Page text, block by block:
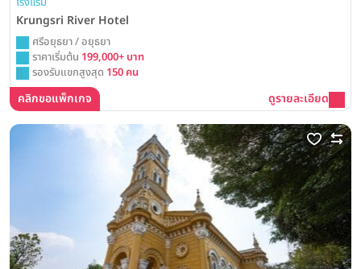
Krungsri River Hotel
ศรีอยุธยา / อยุธยา
ราคาเริ่มต้น 199,000+ บาท
รองรับแขกสูงสุด 150 คน
คลิกขอแพ็กเกจ ดูรายละเอียด